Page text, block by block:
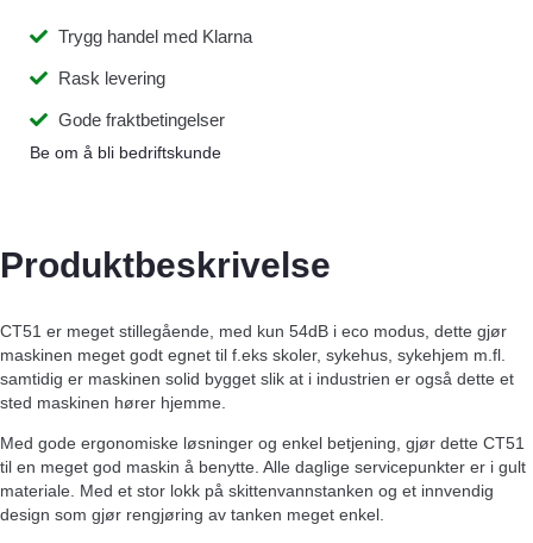
Trygg handel med Klarna
Rask levering
Gode fraktbetingelser
Be om å bli bedriftskunde
Produktbeskrivelse
CT51 er meget stillegående, med kun 54dB i eco modus, dette gjør
maskinen meget godt egnet til f.eks skoler, sykehus, sykehjem m.fl.
samtidig er maskinen solid bygget slik at i industrien er også dette et
sted maskinen hører hjemme.
Med gode ergonomiske løsninger og enkel betjening, gjør dette CT51
til en meget god maskin å benytte. Alle daglige servicepunkter er i gult
materiale. Med et stor lokk på skittenvannstanken og et innvendig
design som gjør rengjøring av tanken meget enkel.